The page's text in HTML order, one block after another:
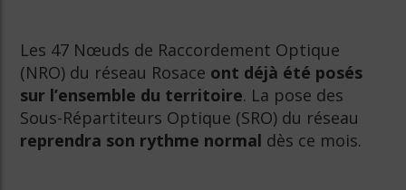
Les 47 Nœuds de Raccordement Optique
(NRO) du réseau Rosace ont déjà été posés
sur l’ensemble du territoire. La pose des
Sous-Répartiteurs Optique (SRO) du réseau
reprendra son rythme normal dès ce mois.